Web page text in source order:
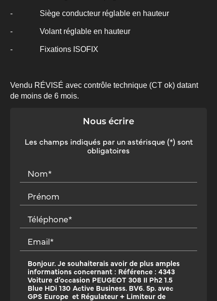
- Siège conducteur réglable en hauteur
- Volant réglable en hauteur
- Fixations ISOFIX
Vendu RÉVISÉ avec contrôle technique (CT ok) datant
de moins de 6 mois.
Nous écrire
Les champs indiqués par un astérisque (*) sont
obligatoires
Nom*
Prénom
Téléphone*
Email*